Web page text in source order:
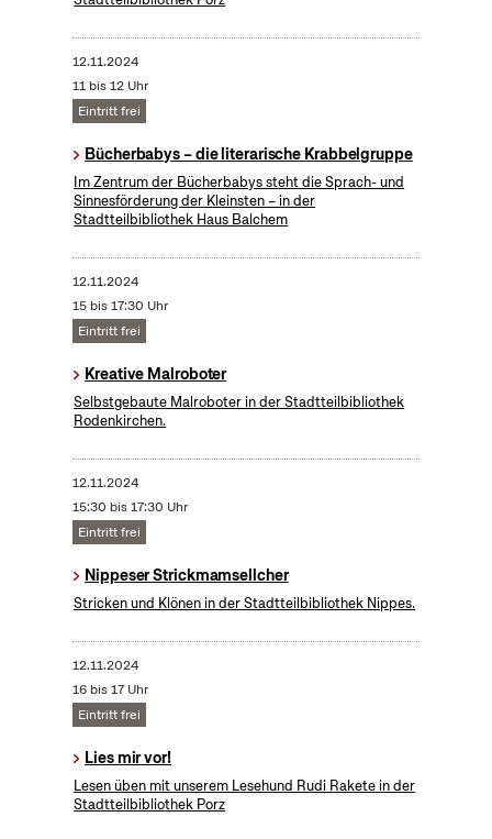
12.11.2024
11 bis 12 Uhr
Eintritt frei
Bücherbabys – die literarische Krabbelgruppe
Im Zentrum der Bücherbabys steht die Sprach- und
Sinnesförderung der Kleinsten – in der
Stadtteilbibliothek Haus Balchem
12.11.2024
15 bis 17:30 Uhr
Eintritt frei
Kreative Malroboter
Selbstgebaute Malroboter in der Stadtteilbibliothek
Rodenkirchen.
12.11.2024
15:30 bis 17:30 Uhr
Eintritt frei
Nippeser Strickmamsellcher
Stricken und Klönen in der Stadtteilbibliothek Nippes.
12.11.2024
16 bis 17 Uhr
Eintritt frei
Lies mir vor!
Lesen üben mit unserem Lesehund Rudi Rakete in der
Stadtteilbibliothek Porz